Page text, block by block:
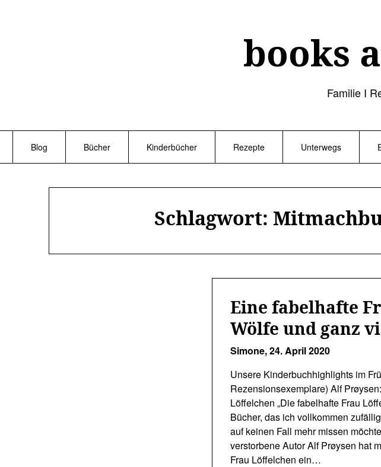
books
Familie I
Blog Bücher Kinderbücher Rezepte Unterwegs
Schlagwort:
Eine fabelhafte
Wölfe und ganz
Simone,24. April 2020
Unsere Kinderbuchhighlights im
Rezensionsexemplare) Alf
Löffelchen „Die fabelhafte Frau
Bücher, das ich vollkommen
auf keinen Fall mehr missen
verstorbene Autor Alf Prøysen hat
Frau Löffelchen ein…